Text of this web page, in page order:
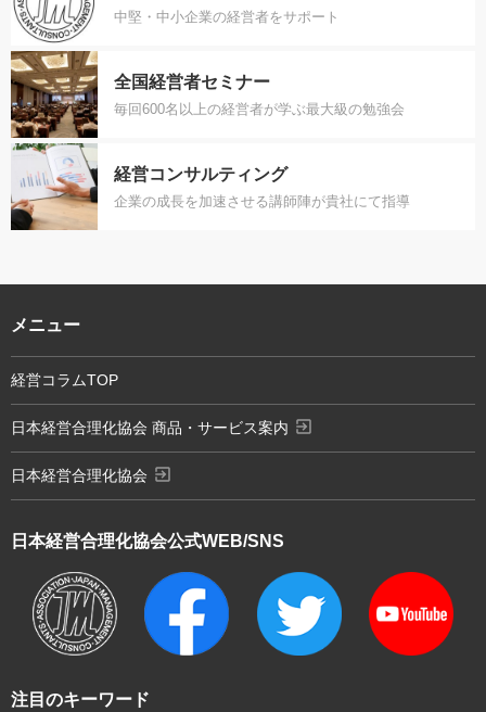
中堅・中小企業の経営者をサポート
全国経営者セミナー
毎回600名以上の経営者が学ぶ最大級の勉強会
経営コンサルティング
企業の成長を加速させる講師陣が貴社にて指導
注目のキーワード
日本経営合理化協会公式WEB/SNS
メニュー
経営コラムTOP
日本経営合理化協会 商品・サービス案内 exit_to_app
日本経営合理化協会 exit_to_app